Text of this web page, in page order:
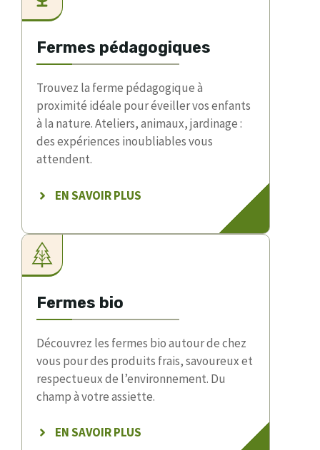
Fermes pédagogiques
Trouvez la ferme pédagogique à
proximité idéale pour éveiller vos enfants
à la nature. Ateliers, animaux, jardinage :
des expériences inoubliables vous
attendent.
EN SAVOIR PLUS
Fermes bio
Découvrez les fermes bio autour de chez
vous pour des produits frais, savoureux et
respectueux de l’environnement. Du
champ à votre assiette.
EN SAVOIR PLUS